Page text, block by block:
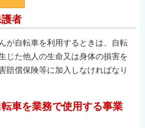
護者
が自転車を利用するときは、自転
じた他人の生命又は身体の損害を
賠償保険等に加入しなければなり
転車を業務で使用する事業